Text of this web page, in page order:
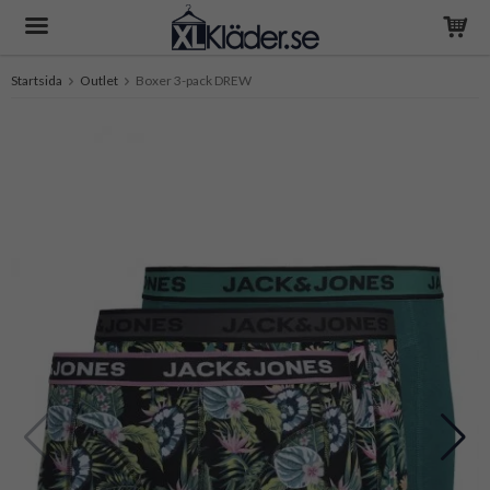
Startsida Outlet Boxer 3-pack DREW